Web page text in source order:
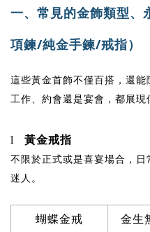
一、 常見的金飾類型、
項鍊/純金手鍊/戒指）
這些黃金首飾不僅百搭，還
工作、約會還是宴會，都展現
l 黃金戒指
不限於正式或是喜宴場合，
迷人。
蝴蝶金戒 金生